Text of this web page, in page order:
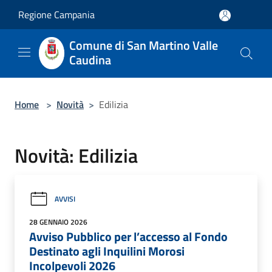
Regione Campania
Comune di San Martino Valle
Caudina
Home > Novità > Edilizia
Novità: Edilizia
AVVISI
28 GENNAIO 2026
Avviso Pubblico per l’accesso al Fondo
Destinato agli Inquilini Morosi
Incolpevoli 2026